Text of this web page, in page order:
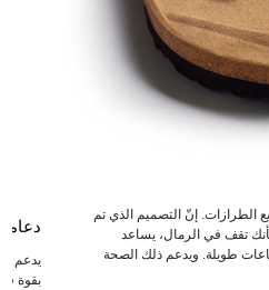
الطرازات. إنّ التصميم الذي تم
تقف في الرمال، يساعد
طويلة. ويدعم ذلك الصحة
يدعم
بقوة